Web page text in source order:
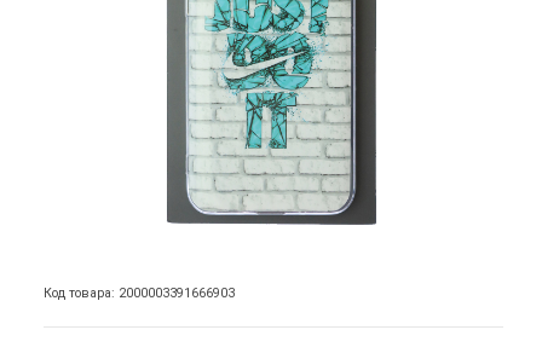
Код товара: 2000003391666903